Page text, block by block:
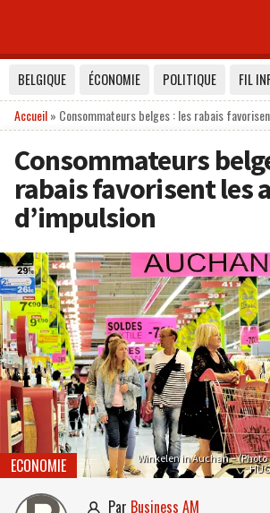
BELGIQUE ÉCONOMIE POLITIQUE FIL
Accueil» Consommateurs belges : les rabais
Consommateurs
rabais favorisent les
d’impulsion
Winkelen in Auchan – (Photo
ECONOMIE
par Business AM